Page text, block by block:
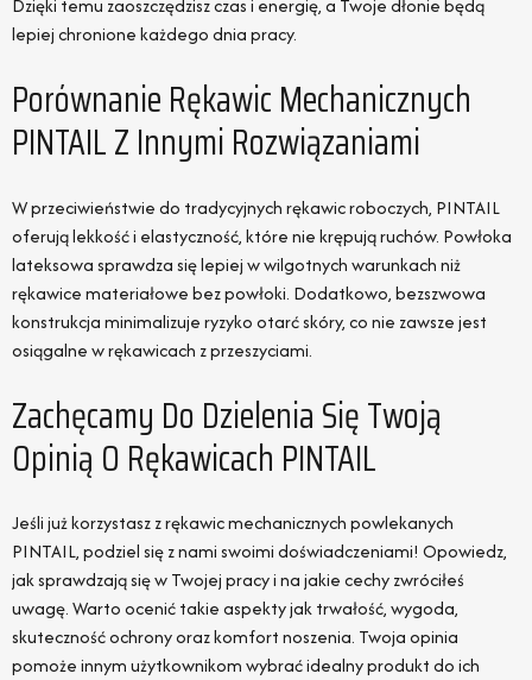
Dzięki temu zaoszczędzisz czas i energię, a Twoje dłonie będą
lepiej chronione każdego dnia pracy.
Porównanie Rękawic Mechanicznych
PINTAIL Z Innymi Rozwiązaniami
W przeciwieństwie do tradycyjnych rękawic roboczych, PINTAIL
oferują lekkość i elastyczność, które nie krępują ruchów. Powłoka
lateksowa sprawdza się lepiej w wilgotnych warunkach niż
rękawice materiałowe bez powłoki. Dodatkowo, bezszwowa
konstrukcja minimalizuje ryzyko otarć skóry, co nie zawsze jest
osiągalne w rękawicach z przeszyciami.
Zachęcamy Do Dzielenia Się Twoją
Opinią O Rękawicach PINTAIL
Jeśli już korzystasz z rękawic mechanicznych powlekanych
PINTAIL, podziel się z nami swoimi doświadczeniami! Opowiedz,
jak sprawdzają się w Twojej pracy i na jakie cechy zwróciłeś
uwagę. Warto ocenić takie aspekty jak trwałość, wygoda,
skuteczność ochrony oraz komfort noszenia. Twoja opinia
pomoże innym użytkownikom wybrać idealny produkt do ich